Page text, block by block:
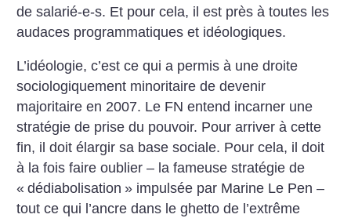
de salarié-e-s. Et pour cela, il est près à toutes les
audaces programmatiques et idéologiques.
L’idéologie, c’est ce qui a permis à une droite
sociologiquement minoritaire de devenir
majoritaire en 2007. Le FN entend incarner une
stratégie de prise du pouvoir. Pour arriver à cette
fin, il doit élargir sa base sociale. Pour cela, il doit
à la fois faire oublier – la fameuse stratégie de
« dédiabolisation » impulsée par Marine Le Pen –
tout ce qui l’ancre dans le ghetto de l’extrême